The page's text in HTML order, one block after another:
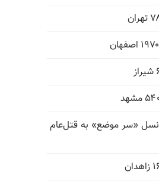
نسل «سر موضع» به قتل‌عام